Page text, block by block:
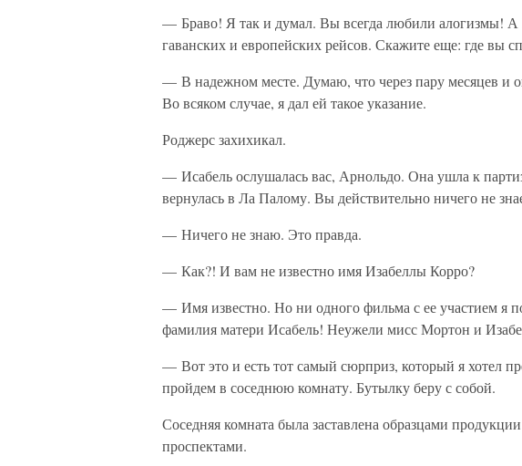
— Браво! Я так и думал. Вы всегда любили алогизмы! А
гаванских и европейских рейсов. Скажите еще: где вы
— В надежном месте. Думаю, что через пару месяцев и
Во всяком случае, я дал ей такое указание.
Роджерс захихикал.
— Исабель ослушалась вас, Арнольдо. Она ушла к
вернулась в Ла Палому. Вы действительно ничего не
— Ничего не знаю. Это правда.
— Как?! И вам не известно имя Изабеллы Корро?
— Имя известно. Но ни одного фильма с ее участием я
фамилия матери Исабель! Неужели мисс Мортон и
— Вот это и есть тот самый сюрприз, который я хотел
пройдем в соседнюю комнату. Бутылку беру с собой.
Соседняя комната была заставлена образцами
проспектами.